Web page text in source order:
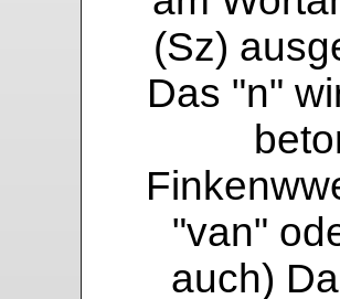
(Sz)
Das "n"
"van"
auch)